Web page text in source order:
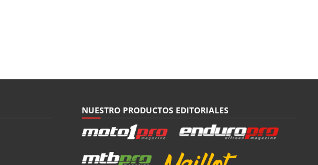
NUESTRO PRODUCTOS EDITORIALES